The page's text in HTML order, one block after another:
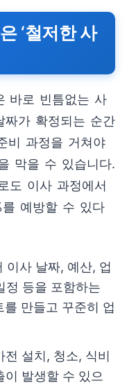
‘철저한 사
바로 빈틈없는 사
짜가 확정되는 순간
비 과정을 거쳐야
막을 수 있습니다.
도 이사 과정에서
예방할 수 있다
이사 날짜, 예산, 업
정 등을 포함하는
만들고 꾸준히 업
전 설치, 청소, 식비
이 발생할 수 있으